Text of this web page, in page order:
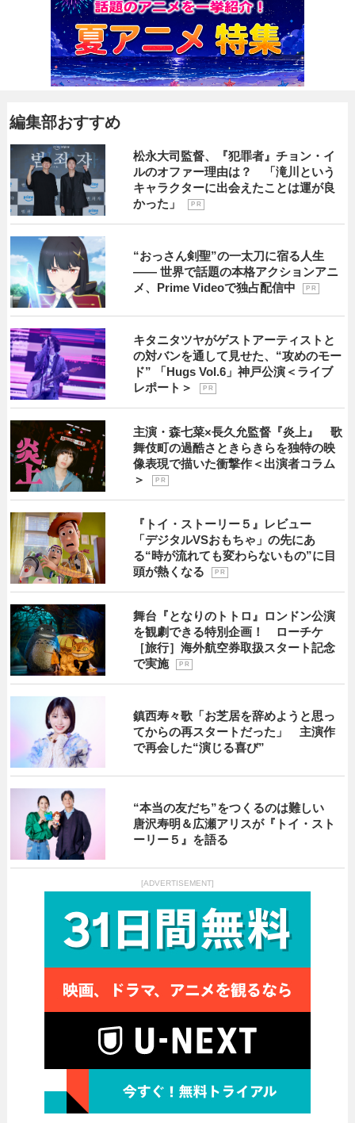
編集部おすすめ
松永大司監督、『犯罪者』チョン・イ
ルのオファー理由は？ 「滝川という
キャラクターに出会えたことは運が良
かった」
P R
“おっさん剣聖”の一太刀に宿る人生
―― 世界で話題の本格アクションアニ
メ、Prime Videoで独占配信中
P R
キタニタツヤがゲストアーティストと
の対バンを通して見せた、“攻めのモー
ド” 「Hugs Vol.6」神戸公演＜ライブ
レポート＞
P R
主演・森七菜×長久允監督『炎上』 歌
舞伎町の過酷さときらきらを独特の映
像表現で描いた衝撃作＜出演者コラム
＞
P R
『トイ・ストーリー５』レビュー
「デジタルVSおもちゃ」の先にあ
る“時が流れても変わらないもの”に目
頭が熱くなる
P R
舞台『となりのトトロ』ロンドン公演
を観劇できる特別企画！ ローチケ
［旅行］海外航空券取扱スタート記念
で実施
P R
鎮西寿々歌「お芝居を辞めようと思っ
てからの再スタートだった」 主演作
で再会した“演じる喜び”
“本当の友だち”をつくるのは難しい
唐沢寿明＆広瀬アリスが『トイ・スト
ーリー５』を語る
[ADVERTISEMENT]